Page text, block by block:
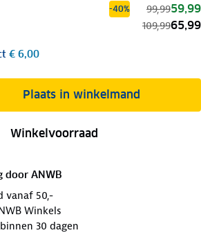
-40% 99,9959,99
109,9965,99
€ 6,00
Plaats in winkelmand
Winkelvoorraad
door ANWB
vanaf 50,-
Winkels
30 dagen